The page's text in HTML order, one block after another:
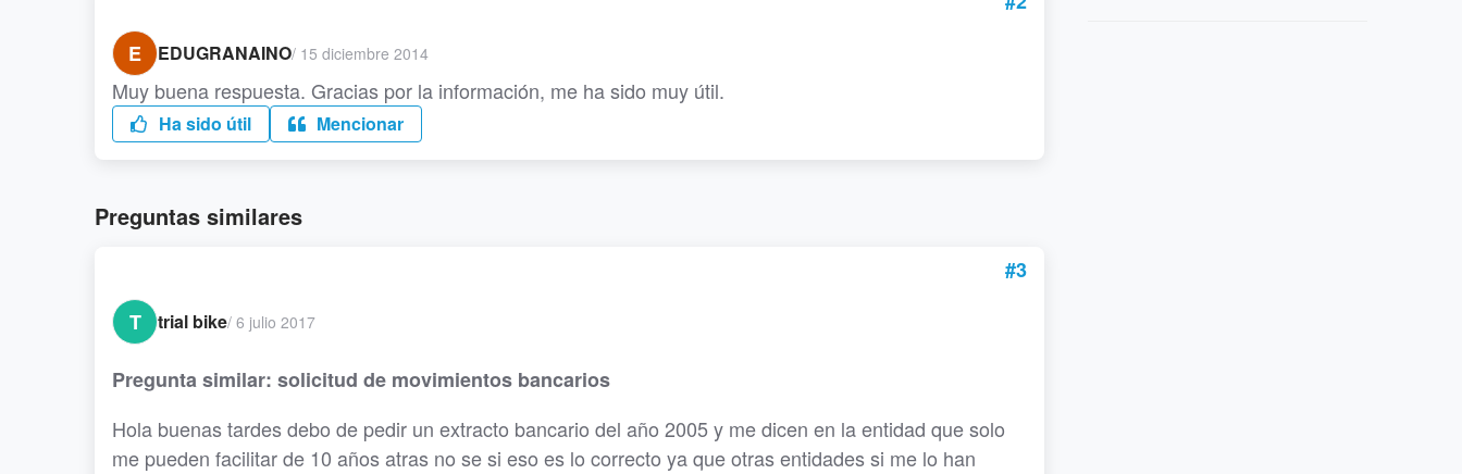
E
EDUGRANAINO/ 15 diciembre 2014
Muy buena respuesta. Gracias por la información, me ha sido muy útil.
Ha sido útil Mencionar
Preguntas similares
#3
T
trial bike/ 6 julio 2017
Pregunta similar: solicitud de movimientos bancarios
Hola buenas tardes debo de pedir un extracto bancario del año 2005 y me dicen en la entidad que solo
me pueden facilitar de 10 años atras no se si eso es lo correcto ya que otras entidades si me lo han